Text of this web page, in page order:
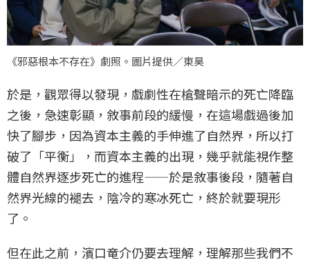
《邪惡根本不存在》劇照。圖片提供／東昊
於是，觀眾得以發現，戲劇性在槍聲暗示的死亡降臨
之後，急速彰顯，敘事前段的緩慢，在這場戲過後加
快了腳步，因為資本主義的手伸進了自然界，所以打
破了「平衡」，而資本主義的出現，幾乎就能視作整
體自然界逐步死亡的進程——於是敘事後段，隨著自
然界光線的褪去，陰冷的寒冰死亡，終於就要現形
了。
但在此之前，濱口竜介仍要去理解，理解那些我們不